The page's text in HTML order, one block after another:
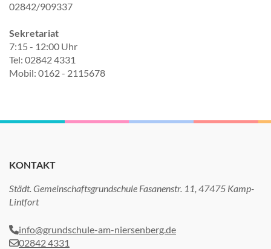
02842/909337
Sekretariat
7:15 - 12:00 Uhr
Tel: 02842 4331
Mobil: 0162 - 2115678
KONTAKT
Städt. Gemeinschaftsgrundschule Fasanenstr. 11, 47475 Kamp-
Lintfort
info@grundschule-am-niersenberg.de
02842 4331